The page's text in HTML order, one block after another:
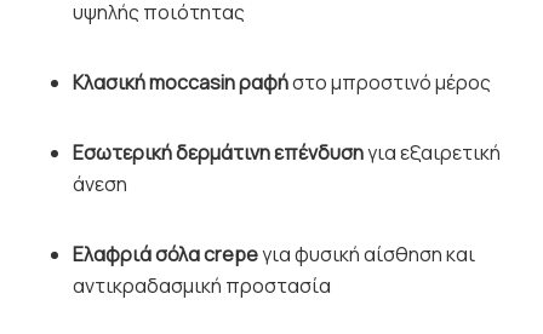
υψηλής ποιότητας
Κλασική moccasin ραφήστο μπροστινό μέρος
Εσωτερική δερμάτινη επένδυσηγια εξαιρετική
άνεση
Ελαφριά σόλα crepeγια φυσική αίσθηση και
αντικραδασμική προστασία